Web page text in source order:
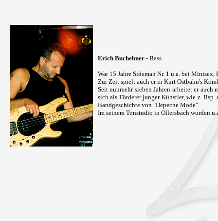
Erich Buchebner - Bass
War 15 Jahre Sideman Nr. 1 u.a. bei
Zur Zeit spielt auch er in Kurt Ostbahn's
Seit nunmehr sieben Jahren arbeitet er
sich als Förderer junger Künstler, wie z.
Bandgeschichte von "Depeche Mode".
Im seinem Tonstudio in Ollersbach wurden